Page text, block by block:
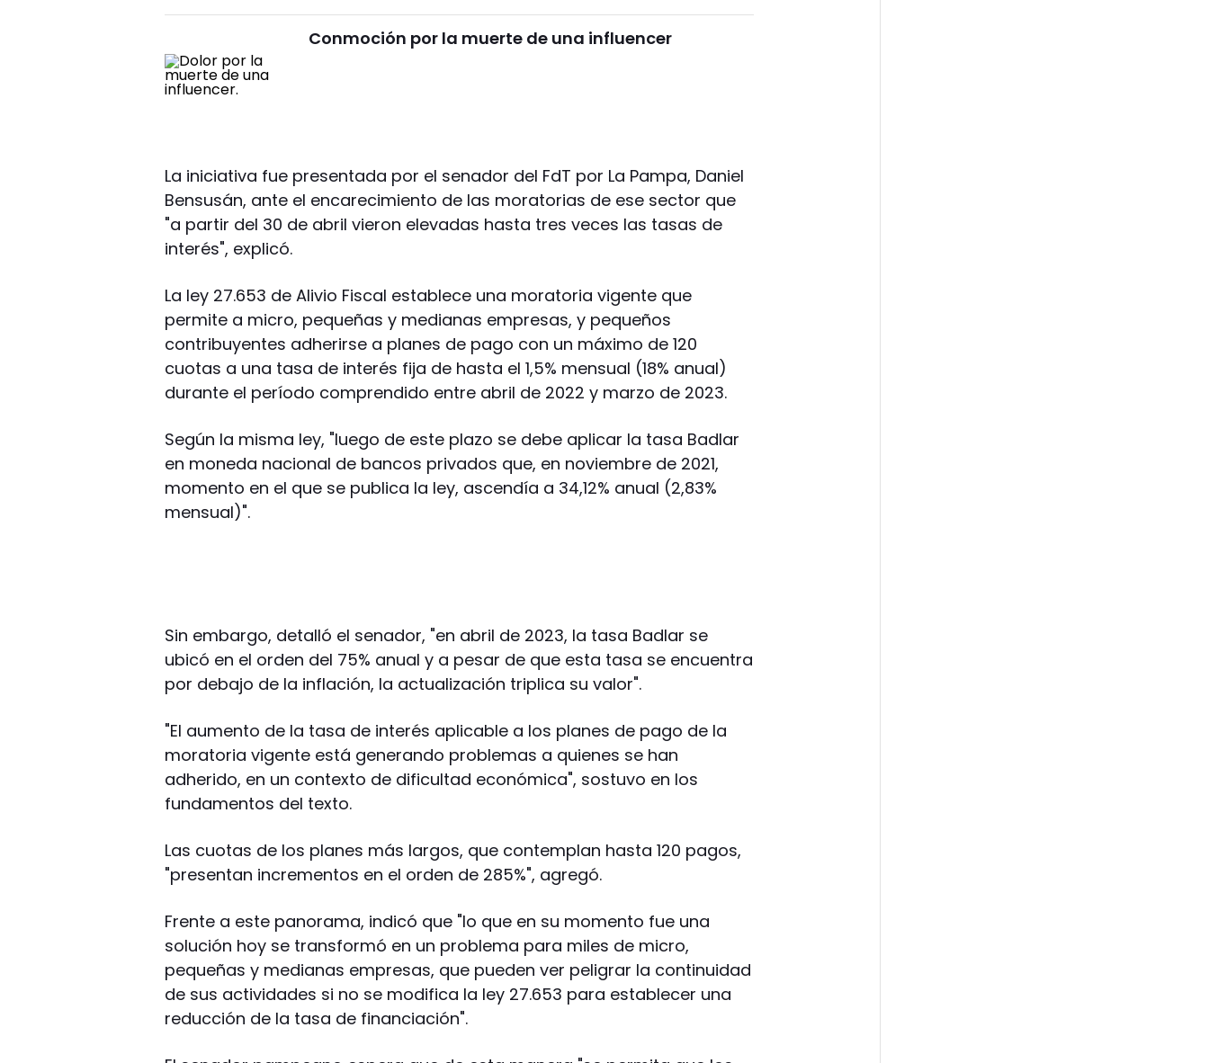
Conmoción por la muerte de una influencer
La iniciativa fue presentada por el senador del FdT por La Pampa, Daniel
Bensusán, ante el encarecimiento de las moratorias de ese sector que
"a partir del 30 de abril vieron elevadas hasta tres veces las tasas de
interés", explicó.
La ley 27.653 de Alivio Fiscal establece una moratoria vigente que
permite a micro, pequeñas y medianas empresas, y pequeños
contribuyentes adherirse a planes de pago con un máximo de 120
cuotas a una tasa de interés fija de hasta el 1,5% mensual (18% anual)
durante el período comprendido entre abril de 2022 y marzo de 2023.
Según la misma ley, "luego de este plazo se debe aplicar la tasa Badlar
en moneda nacional de bancos privados que, en noviembre de 2021,
momento en el que se publica la ley, ascendía a 34,12% anual (2,83%
mensual)".
Sin embargo, detalló el senador, "en abril de 2023, la tasa Badlar se
ubicó en el orden del 75% anual y a pesar de que esta tasa se encuentra
por debajo de la inflación, la actualización triplica su valor".
"El aumento de la tasa de interés aplicable a los planes de pago de la
moratoria vigente está generando problemas a quienes se han
adherido, en un contexto de dificultad económica", sostuvo en los
fundamentos del texto.
Las cuotas de los planes más largos, que contemplan hasta 120 pagos,
"presentan incrementos en el orden de 285%", agregó.
Frente a este panorama, indicó que "lo que en su momento fue una
solución hoy se transformó en un problema para miles de micro,
pequeñas y medianas empresas, que pueden ver peligrar la continuidad
de sus actividades si no se modifica la ley 27.653 para establecer una
reducción de la tasa de financiación".